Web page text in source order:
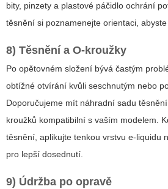
bity, pinzety a plastové páčidlo ochrání
těsnění si poznamenejte orientaci,
8) Těsnění a O-kroužky
Po opětovném složení bývá častým
obtížné otvírání kvůli seschnutým nebo
Doporučujeme mít náhradní sadu
kroužků kompatibilní s vaším modelem.
těsnění, aplikujte tenkou vrstvu e-liquidu
pro lepší dosednutí.
9) Údržba po opravě